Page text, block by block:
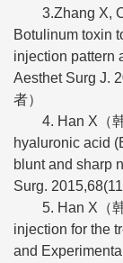
3.Zhang X,
Botulinum toxin
injection pattern
Aesthet Surg J.
者）
4. Han X（韩
hyaluronic acid
blunt and sharp
Surg.
5. Han X（韩
injection for the
and